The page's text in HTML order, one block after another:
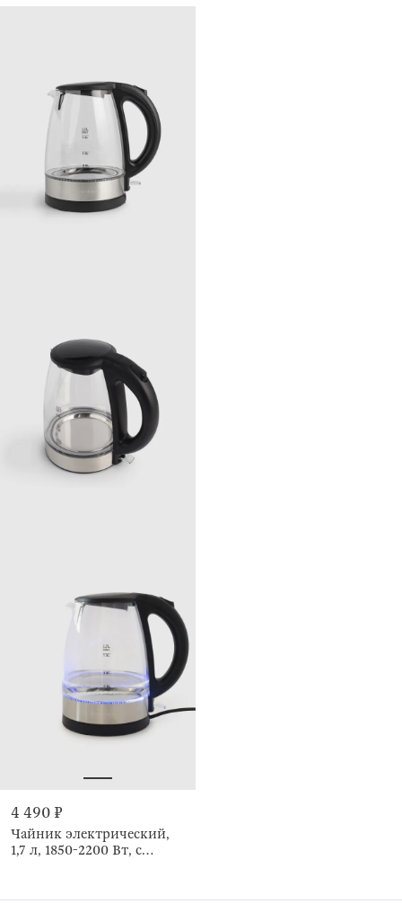
4 490 ₽
Чайник электрический,
1,7 л, 1850-2200 Вт, с